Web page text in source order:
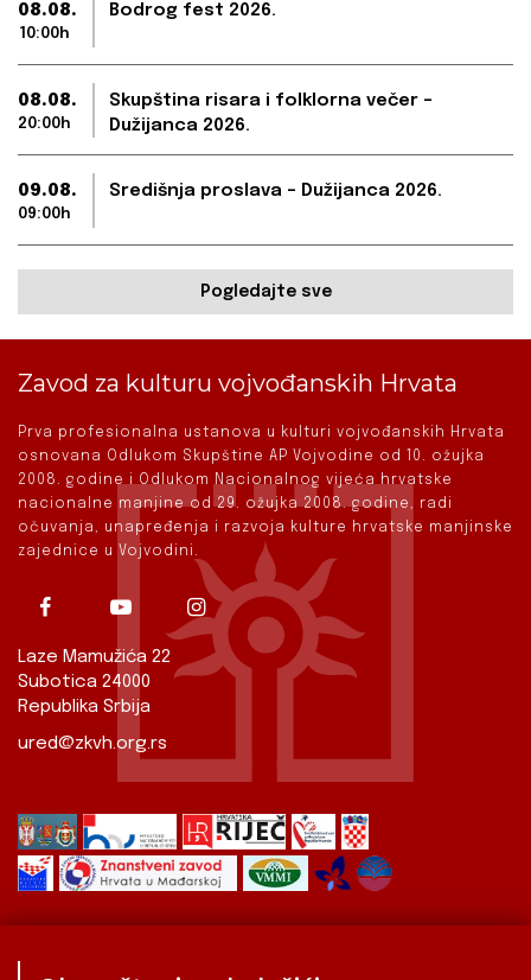
08.08.
10:00h
Bodrog fest 2026.
08.08.
20:00h
Skupština risara i folklorna večer –
Dužijanca 2026.
09.08.
09:00h
Središnja proslava – Dužijanca 2026.
Pogledajte sve
Zavod za kulturu vojvođanskih Hrvata
Prva profesionalna ustanova u kulturi vojvođanskih Hrvata
osnovana Odlukom Skupštine AP Vojvodine od 10. ožujka
2008. godine i Odlukom Nacionalnog vijeća hrvatske
nacionalne manjine od 29. ožujka 2008. godine, radi
očuvanja, unapređenja i razvoja kulture hrvatske manjinske
zajednice u Vojvodini.
Laze Mamužića 22
Subotica 24000
Republika Srbija
ured@zkvh.org.rs